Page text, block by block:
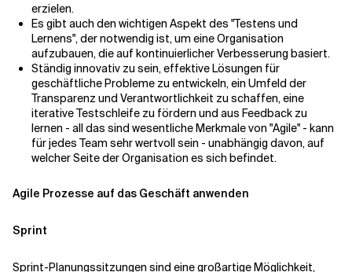
erzielen.
Es gibt auch den wichtigen Aspekt des "Testens und
Lernens", der notwendig ist, um eine Organisation
aufzubauen, die auf kontinuierlicher Verbesserung basiert.
Ständig innovativ zu sein, effektive Lösungen für
geschäftliche Probleme zu entwickeln, ein Umfeld der
Transparenz und Verantwortlichkeit zu schaffen, eine
iterative Testschleife zu fördern und aus Feedback zu
lernen - all das sind wesentliche Merkmale von "Agile" - kann
für jedes Team sehr wertvoll sein - unabhängig davon, auf
welcher Seite der Organisation es sich befindet.
Agile Prozesse auf das Geschäft anwenden
Sprint
Sprint-Planungssitzungen sind eine großartige Möglichkeit,